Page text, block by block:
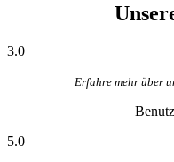
3.0
Erfahre mehr über
5.0